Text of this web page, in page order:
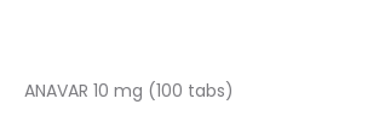
ANAVAR 10 mg (100 tabs)